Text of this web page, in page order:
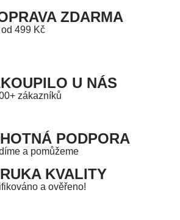
ZDARMA
499 Kč
U NÁS
zákazníků
PODPORA
a pomůžeme
KVALITY
a ověřeno!